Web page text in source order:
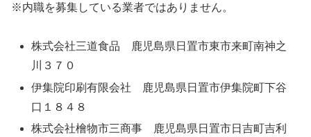
※内職を募集している業者ではありません。
株式会社三道食品 鹿児島県日置市東市来町南神之
川３７０
伊集院印刷有限会社 鹿児島県日置市伊集院町下谷
口１８４８
株式会社檜物市三商事 鹿児島県日置市日吉町吉利